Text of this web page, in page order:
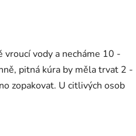
vody a necháme 10 -
pitná kúra by měla trvat 2 -
zopakovat. U citlivých osob